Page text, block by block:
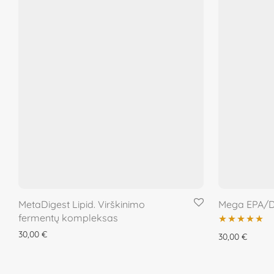
MetaDigest Lipid. Virškinimo
fermentų kompleksas
30,00 €
Mega EPA/
Įvertinimas:
30,00 €